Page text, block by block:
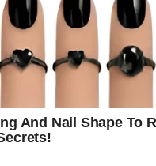
– jer univerzum
razvoja i životnih
Situacije koje su
prave ljude i prave
dokazujete. Ovo je
planirali počinju